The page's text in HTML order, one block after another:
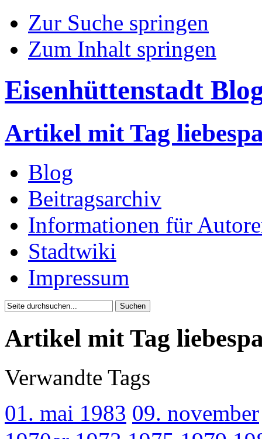
Zur Suche springen
Zum Inhalt springen
Eisenhüttenstadt
Artikel mit Tag
Blog
Beitragsarchiv
Informationen für
Stadtwiki
Impressum
Artikel mit Tag
Verwandte Tags
01. mai 1983 09. november